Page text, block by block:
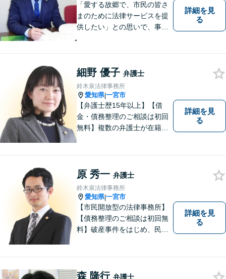
「愛する故郷で、市民の皆さ
まのために法律サービスを提
供したい」との思いで、事務
れたとき、ご自身の力ではど
うしようもできない場合、法
律の力があなたをお助けしま
す。
詳細を見
る
細野 優子 弁護士
鈴木泉法律事務所
愛知県|一宮市
【弁護士歴15年以上】【借
金・債務整理のご相談は初回
無料】複数の弁護士が在籍し
添うことを大切にしておりま
す。お気軽にご相談ください
【分割払い可】【完全個室】
詳細を見
る
原 秀一 弁護士
鈴木泉法律事務所
愛知県|一宮市
【市民開放型の法律事務所】
【債務整理のご相談は初回無
料】破産事件をはじめ、民事
い」という方も、まずはお気
詳細を見
る
森 隆行 弁護士